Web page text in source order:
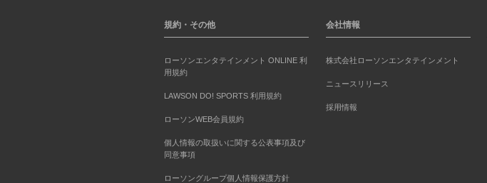
規約・その他
ローソンエンタテインメント ONLINE 利
用規約
LAWSON DO! SPORTS 利用規約
ローソンWEB会員規約
個人情報の取扱いに関する公表事項及び
同意事項
ローソングループ個人情報保護方針
会社情報
株式会社ローソンエンタテインメント
ニュースリリース
採用情報